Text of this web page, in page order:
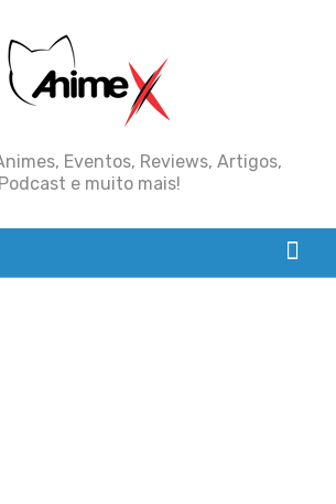
Eventos, Reviews, Artigos,
Podcast e muito mais!